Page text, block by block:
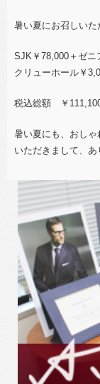
暑い夏にお召しいた
SJK￥78,000＋ゼニ
クリューホール￥
税込総額 ￥
暑い夏にも、おし
いただきまして、あ